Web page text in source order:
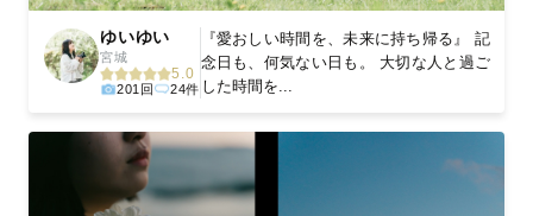
ゆいゆい
宮城
5.0
201回 24件
『愛おしい時間を、未来に持ち帰る』 記
念日も、何気ない日も。 大切な人と過ご
した時間を...